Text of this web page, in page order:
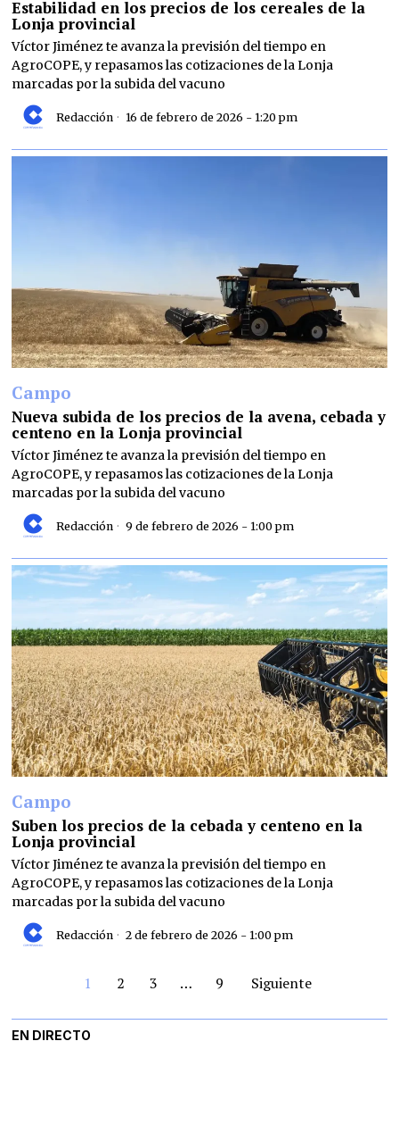
Estabilidad en los precios de los cereales de la
Lonja provincial
Víctor Jiménez te avanza la previsión del tiempo en
AgroCOPE, y repasamos las cotizaciones de la Lonja
marcadas por la subida del vacuno
Redacción 16 de febrero de 2026 - 1:20 pm
Campo
Nueva subida de los precios de la avena, cebada y
centeno en la Lonja provincial
Víctor Jiménez te avanza la previsión del tiempo en
AgroCOPE, y repasamos las cotizaciones de la Lonja
marcadas por la subida del vacuno
Redacción 9 de febrero de 2026 - 1:00 pm
Campo
Suben los precios de la cebada y centeno en la
Lonja provincial
Víctor Jiménez te avanza la previsión del tiempo en
AgroCOPE, y repasamos las cotizaciones de la Lonja
marcadas por la subida del vacuno
Redacción 2 de febrero de 2026 - 1:00 pm
1 2 3 … 9 Siguiente
EN DIRECTO